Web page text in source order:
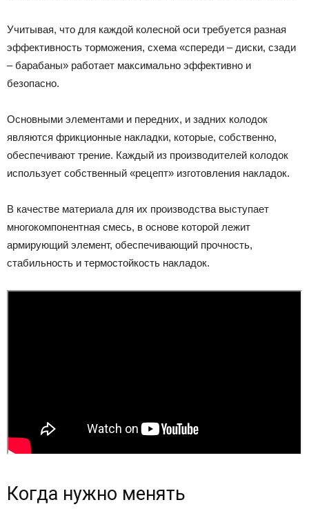
Учитывая, что для каждой колесной оси требуется разная
эффективность торможения, схема «спереди – диски, сзади
– барабаны» работает максимально эффективно и
безопасно.
Основными элементами и передних, и задних колодок
являются фрикционные накладки, которые, собственно,
обеспечивают трение. Каждый из производителей колодок
использует собственный «рецепт» изготовления накладок.
В качестве материала для их производства выступает
многокомпонентная смесь, в основе которой лежит
армирующий элемент, обеспечивающий прочность,
стабильность и термостойкость накладок.
Когда нужно менять